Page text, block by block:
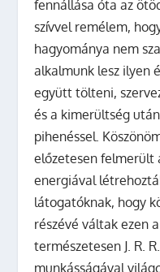
fennállása óta az
szívvel remélem,
hagyománya nem
alkalmunk lesz ilyen
együtt tölteni,
és a kimerültség
pihenéssel.
előzetesen felmerült
energiával
látogatóknak, hogy
részévé váltak ezen
természetesen J. R.
munkásságával